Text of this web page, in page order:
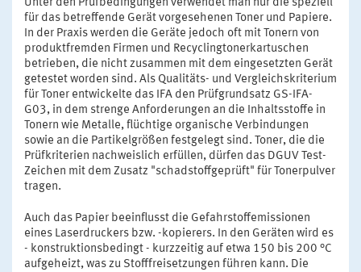
Unter den Prüfbedingungen verwendet man nur die speziell
für das betreffende Gerät vorgesehenen Toner und Papiere.
In der Praxis werden die Geräte jedoch oft mit Tonern von
produktfremden Firmen und Recyclingtonerkartuschen
betrieben, die nicht zusammen mit dem eingesetzten Gerät
getestet worden sind. Als Qualitäts- und Vergleichskriterium
für Toner entwickelte das IFA den Prüfgrundsatz GS-IFA-
G03, in dem strenge Anforderungen an die Inhaltsstoffe in
Tonern wie Metalle, flüchtige organische Verbindungen
sowie an die Partikelgrößen festgelegt sind. Toner, die die
Prüfkriterien nachweislich erfüllen, dürfen das DGUV Test-
Zeichen mit dem Zusatz "schadstoffgeprüft" für Tonerpulver
tragen.
Auch das Papier beeinflusst die Gefahrstoffemissionen
eines Laserdruckers bzw. -kopierers. In den Geräten wird es
- konstruktionsbedingt - kurzzeitig auf etwa 150 bis 200 °C
aufgeheizt, was zu Stofffreisetzungen führen kann. Die